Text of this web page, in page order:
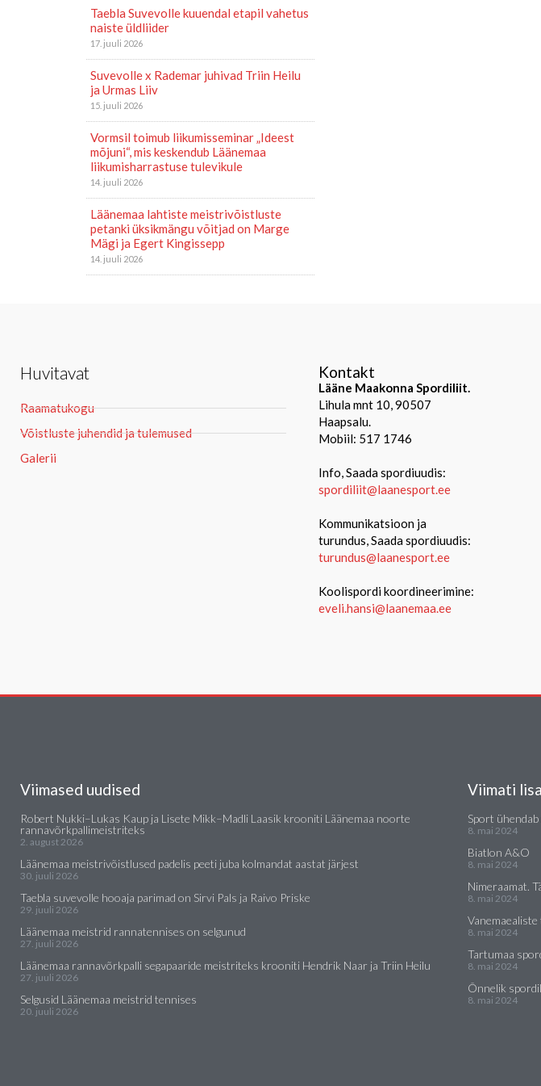
Taebla Suvevolle kuuendal etapil vahetus
naiste üldliider
17. juuli 2026
Suvevolle x Rademar juhivad Triin Heilu
ja Urmas Liiv
15. juuli 2026
Vormsil toimub liikumisseminar „Ideest
mõjuni“, mis keskendub Läänemaa
liikumisharrastuse tulevikule
14. juuli 2026
Läänemaa lahtiste meistrivõistluste
petanki üksikmängu võitjad on Marge
Mägi ja Egert Kingissepp
14. juuli 2026
Huvitavat
Raamatukogu
Võistluste juhendid ja tulemused
Galerii
Kontakt
Lääne Maakonna Spordiliit.
Lihula mnt 10, 90507
Haapsalu.
Mobiil: 517 1746
Info, Saada spordiuudis:
spordiliit@laanesport.ee
Kommunikatsioon ja
turundus, Saada spordiuudis:
turundus@laanesport.ee
Koolispordi koordineerimine:
eveli.hansi@laanemaa.ee
Viimased uudised
Robert Nukki–Lukas Kaup ja Lisete Mikk–Madli Laasik krooniti Läänemaa noorte
rannavõrkpallimeistriteks
2. august 2026
Läänemaa meistrivõistlused padelis peeti juba kolmandat aastat järjest
30. juuli 2026
Taebla suvevolle hooaja parimad on Sirvi Pals ja Raivo Priske
29. juuli 2026
Läänemaa meistrid rannatennises on selgunud
27. juuli 2026
Läänemaa rannavõrkpalli segapaaride meistriteks krooniti Hendrik Naar ja Triin Heilu
27. juuli 2026
Selgusid Läänemaa meistrid tennises
20. juuli 2026
Viimati
Sport
8. mai 2024
Biatlon A&O
8. mai 2024
Nimeraamat.
8. mai 2024
8. mai 2024
Tartumaa
8. mai 2024
Õnnelik
8. mai 2024